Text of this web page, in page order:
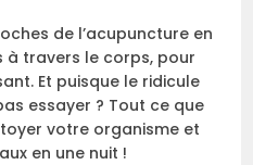
de l’acupuncture en
travers le corps, pour
Et puisque le ridicule
essayer ? Tout ce que
votre organisme et
en une nuit !